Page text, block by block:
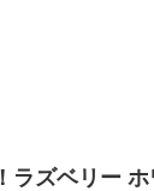
ラズベリー